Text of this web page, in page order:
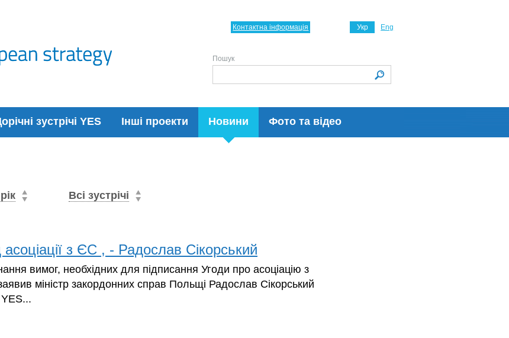
зустрічі YES Інші проекти Новини Фото та відео
Укр Eng
Контактна інформація
Пошук
Всі зустрічі
асоціації з ЄС , - Радослав Сікорський
вимог, необхідних для підписання Угоди про асоціацію з
міністр закордонних справ Польщі Радослав Сікорський
YES...